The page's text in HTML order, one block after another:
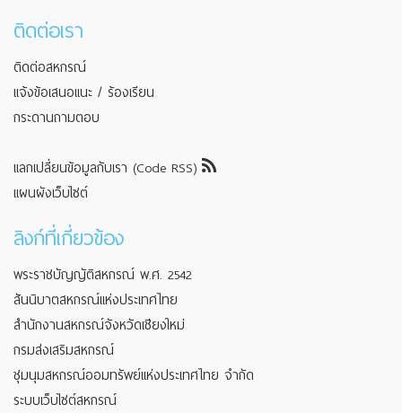
ติดต่อเรา
ติดต่อสหกรณ์
แจ้งข้อเสนอแนะ / ร้องเรียน
กระดานถามตอบ
แลกเปลี่ยนข้อมูลกับเรา (Code RSS)
แผนผังเว็บไซต์
ลิงก์ที่เกี่ยวข้อง
พระราชบัญญัติสหกรณ์ พ.ศ. 2542
สันนิบาตสหกรณ์แห่งประเทศไทย
สำนักงานสหกรณ์จังหวัดเชียงใหม่
กรมส่งเสริมสหกรณ์
ชุมนุมสหกรณ์ออมทรัพย์แห่งประเทศไทย จำกัด
ระบบเว็บไซต์สหกรณ์